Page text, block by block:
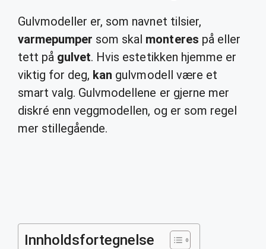
Gulvmodeller er, som navnet tilsier,
varmepumper som skal monteres på eller
tett på gulvet. Hvis estetikken hjemme er
viktig for deg, kan gulvmodell være et
smart valg. Gulvmodellene er gjerne mer
diskré enn veggmodellen, og er som regel
mer stillegående.
Innholdsfortegnelse